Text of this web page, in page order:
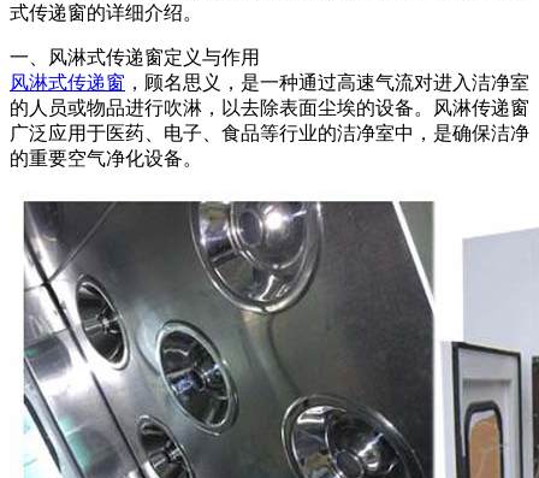
式传递窗的详细介绍。
一、风淋式传递窗定义与作用
风淋式传递窗 ，顾名思义，是一种通过高速气流对进入洁净室
的人员或物品进行吹淋，以去除表面尘埃的设备。风淋传递窗
广泛应用于医药、电子、食品等行业的洁净室中，是确保洁净
的重要空气净化设备。